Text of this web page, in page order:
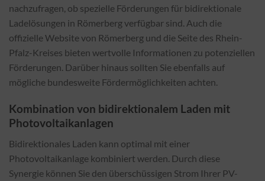
nachzufragen, ob spezielle Förderungen für bidirektionale
Ladelösungen in Römerberg verfügbar sind. Auch die
offizielle Website von Römerberg und die Seite des Rhein-
Pfalz-Kreises bieten wertvolle Informationen zu potenziellen
Förderungen. Darüber hinaus sollten Sie ebenfalls auf
mögliche bundesweite Fördermöglichkeiten achten.
Kombination von bidirektionalem Laden mit
Photovoltaikanlagen
Bidirektionales Laden kann optimal mit einer
Photovoltaikanlage kombiniert werden. Durch diese
Synergie können Sie den überschüssigen Strom Ihrer PV-